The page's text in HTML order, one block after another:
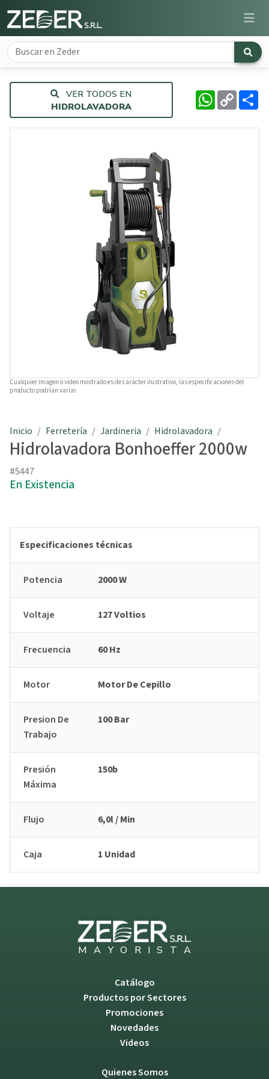
VER TODOS EN
HIDROLAVADORA
WhatsApp
Copy
Link
Cualquier imagen o video mostrado es de carácter ilustrativo, las especificaciones del
producto podrían variar.
Inicio Ferretería Jardineria Hidrolavadora
Hidrolavadora Bonhoeffer 2000w
#5447
En Existencia
Especificaciones técnicas
Potencia 2000 W
Voltaje 127 Voltios
Frecuencia 60 Hz
Motor Motor De Cepillo
Presion De
Trabajo
100 Bar
Presión
Máxima
150b
Flujo 6,0l / Min
Caja 1 Unidad
M A Y O R I S T A
Catálogo
Productos por Sectores
Promociones
Novedades
Videos
Quienes Somos